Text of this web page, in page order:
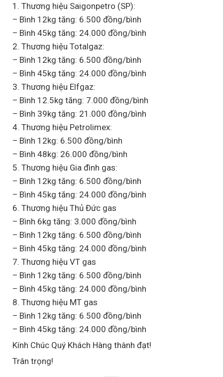
1. Thương hiệu Saigonpetro (SP):
– Bình 12kg tăng: 6.500 đồng/bình
– Bình 45kg tăng: 24.000 đồng/bình
2. Thương hiệu Totalgaz:
– Bình 12kg tăng: 6.500 đồng/bình
– Bình 45kg tăng: 24.000 đồng/bình
3. Thương hiệu Elfgaz:
– Bình 12.5kg tăng: 7.000 đồng/bình
– Bình 39kg tăng: 21.000 đồng/bình
4. Thương hiệu Petrolimex:
– Bình 12kg: 6.500 đồng/bình
– Bình 48kg: 26.000 đồng/bình
5. Thương hiệu Gia đình gas:
– Bình 12kg tăng: 6.500 đồng/bình
– Bình 45kg tăng: 24.000 đồng/bình
6. Thương hiệu Thủ Đức gas
– Bình 6kg tăng: 3.000 đồng/bình
– Bình 12kg tăng: 6.500 đồng/bình
– Bình 45kg tăng: 24.000 đồng/bình
7. Thương hiệu VT gas
– Bình 12kg tăng: 6.500 đồng/bình
– Bình 45kg tăng: 24.000 đồng/bình
8. Thương hiệu MT gas
– Bình 12kg tăng: 6.500 đồng/bình
– Bình 45kg tăng: 24.000 đồng/bình
Kính Chúc Quý Khách Hàng thành đạt!
Trân trọng!